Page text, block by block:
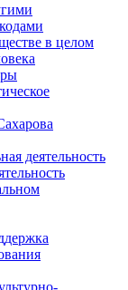
в целом
деятельность